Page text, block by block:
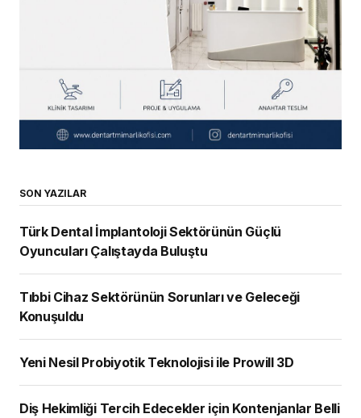
SON YAZILAR
Türk Dental İmplantoloji Sektörünün Güçlü
Oyuncuları Çalıştayda Buluştu
Tıbbi Cihaz Sektörünün Sorunları ve Geleceği
Konuşuldu
Yeni Nesil Probiyotik Teknolojisi ile Prowill 3D
Diş Hekimliği Tercih Edecekler için Kontenjanlar Belli